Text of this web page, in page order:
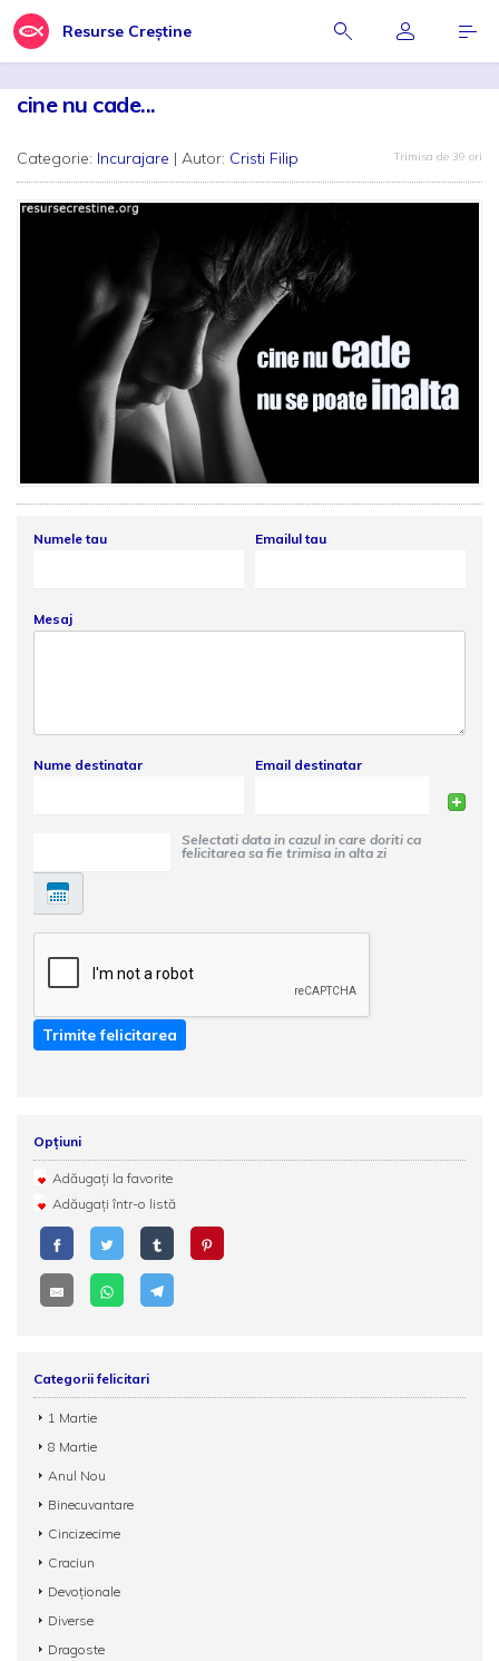
Resurse Creștine
cine nu cade...
Categorie: Incurajare | Autor: Cristi Filip Trimisa de 39 ori
Numele tau Emailul tau
Mesaj
Nume destinatar Email destinatar
Selectati data in cazul in care doriti ca
felicitarea sa fie trimisa in alta zi
Trimite felicitarea
Opțiuni
Adăugați la favorite
Adăugați într-o listă
Categorii felicitari
1 Martie
8 Martie
Anul Nou
Binecuvantare
Cincizecime
Craciun
Devoționale
Diverse
Dragoste